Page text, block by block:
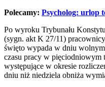
Polecamy: Psycholog: urlop
Po wyroku Trybunału
(sygn. akt K 27/11)
święto wypada w dniu
czasu pracy w pięciodniowym
występujące w okresie
dniu niż niedziela obniża